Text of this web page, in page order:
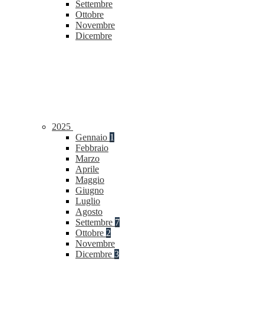
Settembre
Ottobre
Novembre
Dicembre
2025
Gennaio 1
Febbraio
Marzo
Aprile
Maggio
Giugno
Luglio
Agosto
Settembre 7
Ottobre 2
Novembre
Dicembre 3